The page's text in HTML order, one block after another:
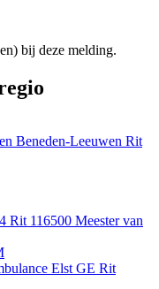
bij deze melding.
Beneden-Leeuwen Rit
Rit 116500 Meester van
Elst GE Rit